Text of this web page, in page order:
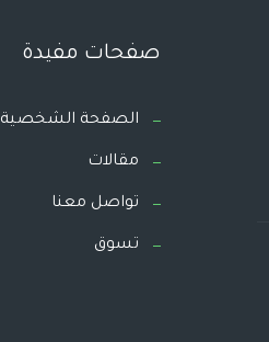
صفحات مفيدة
الصفحة الشخصية
مقالات
تواصل معنا
تسوق